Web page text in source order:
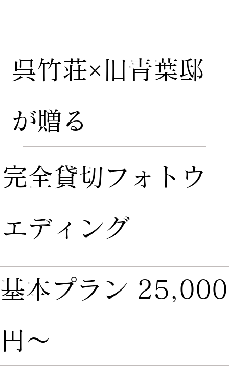
呉竹荘×旧青葉邸
が贈る
完全貸切フォトウ
エディング
​基本プラン 25,000
円〜